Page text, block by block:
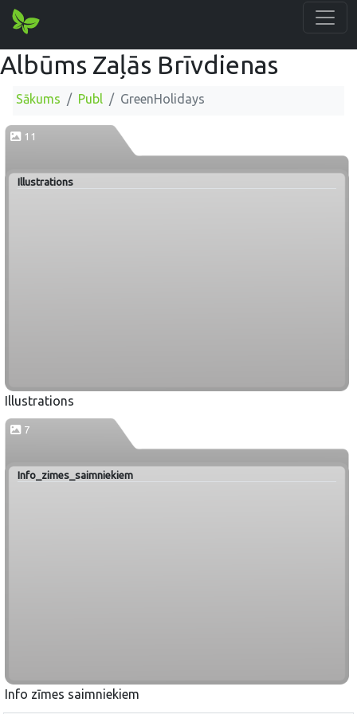
Albūms Zaļās Brīvdienas
Sākums Publ GreenHolidays
11
Illustrations
Illustrations
7
Info_zimes_saimniekiem
Info zīmes saimniekiem